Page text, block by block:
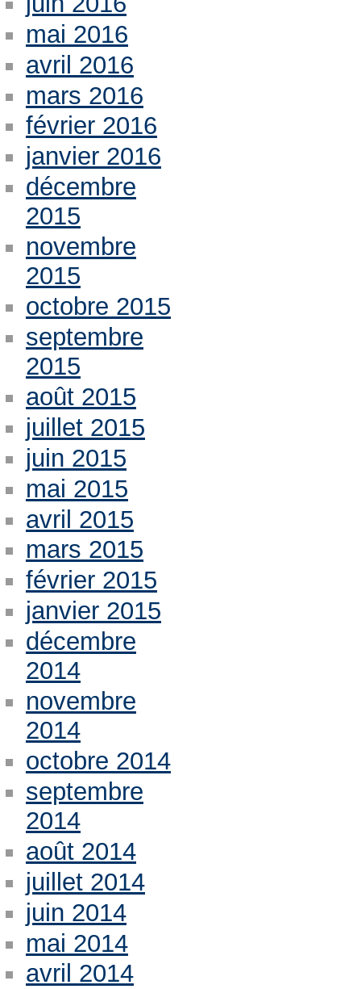
mai 2016
avril 2016
mars 2016
février 2016
janvier 2016
décembre
2015
novembre
2015
octobre 2015
septembre
2015
août 2015
juillet 2015
juin 2015
mai 2015
avril 2015
mars 2015
février 2015
janvier 2015
décembre
2014
novembre
2014
octobre 2014
septembre
2014
août 2014
juillet 2014
juin 2014
mai 2014
avril 2014